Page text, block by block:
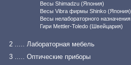
Весы Shimadzu (Япония)
Весы Vibra фирмы Shinko (Япония)
Весы нелабораторного назначения
Гири Mettler-Toledo (Швейцария)
2 ..... Лабораторная мебель
3 ..... Оптические приборы